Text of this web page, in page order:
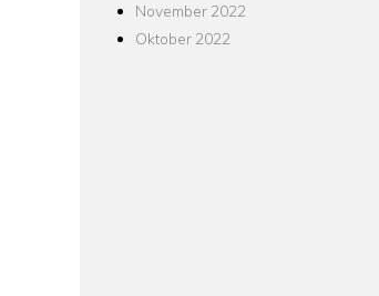
November 2022
Oktober 2022